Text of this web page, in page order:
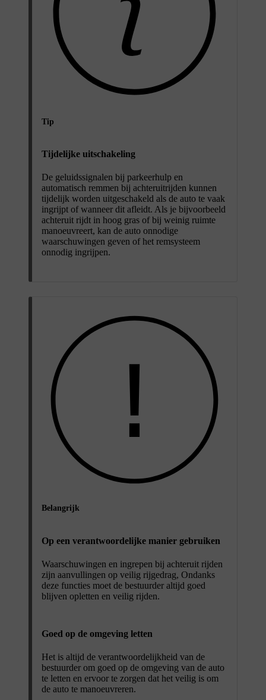
Tip
Tijdelijke uitschakeling
De geluidssignalen bij parkeerhulp en
automatisch remmen bij achteruitrijden kunnen
tijdelijk worden uitgeschakeld als de auto te vaak
ingrijpt of wanneer dit afleidt. Als je bijvoorbeeld
achteruit rijdt in hoog gras of bij weinig ruimte
manoeuvreert, kan de auto onnodige
waarschuwingen geven of het remsysteem
onnodig ingrijpen.
Belangrijk
Op een verantwoordelijke manier gebruiken
Waarschuwingen en ingrepen bij achteruit rijden
zijn aanvullingen op veilig rijgedrag, Ondanks
deze functies moet de bestuurder altijd goed
blijven opletten en veilig rijden.
Goed op de omgeving letten
Het is altijd de verantwoordelijkheid van de
bestuurder om goed op de omgeving van de auto
te letten en ervoor te zorgen dat het veilig is om
de auto te manoeuvreren.